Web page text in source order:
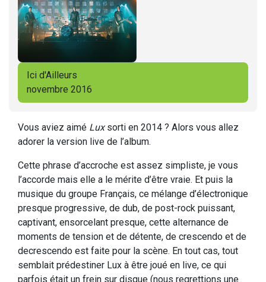
Ici d'Ailleurs
novembre 2016
Vous aviez aimé Luxsorti en 2014 ? Alors vous allez
adorer la version live de l’album.
Cette phrase d’accroche est assez simpliste, je vous
l’accorde mais elle a le mérite d’être vraie. Et puis la
musique du groupe Français, ce mélange d’électronique
presque progressive, de dub, de post-rock puissant,
captivant, ensorcelant presque, cette alternance de
moments de tension et de détente, de crescendo et de
decrescendo est faite pour la scène. En tout cas, tout
semblait prédestiner Lux à être joué en live, ce qui
parfois était un frein sur disque (nous regrettions une